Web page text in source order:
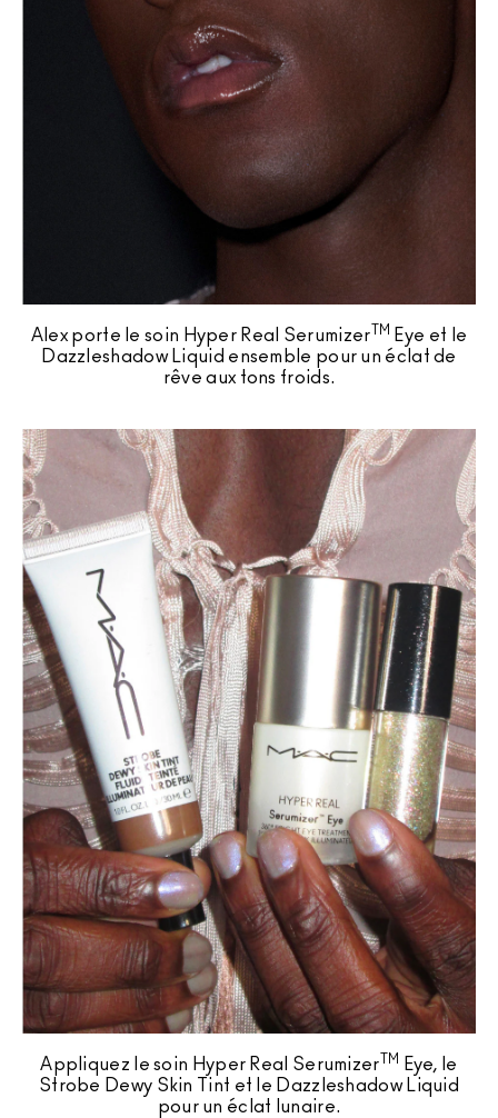
Alex porte le soin Hyper Real Serumizer TM
Eye et le
Dazzleshadow Liquid ensemble pour un éclat de
rêve aux tons froids.
Appliquez le soin Hyper Real Serumizer TM
Eye, le
Strobe Dewy Skin Tint et le Dazzleshadow Liquid
pour un éclat lunaire.